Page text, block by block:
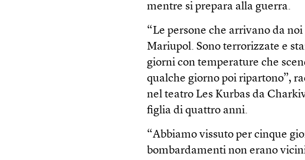
mentre si prepara alla guerra.
“Le persone che arrivano da
Mariupol. Sono terrorizzate e
giorni con temperature che
qualche giorno poi ripartono”,
nel teatro Les Kurbas da
figlia di quattro anni.
“Abbiamo vissuto per cinque
bombardamenti non erano